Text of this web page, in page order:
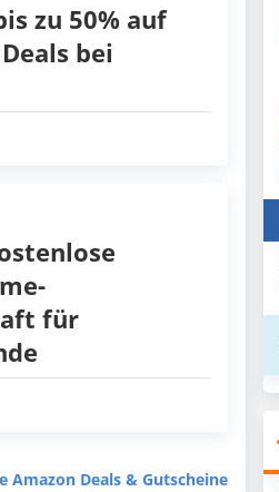
zu 50% auf
bei
für
Amazon Deals & Gutscheine